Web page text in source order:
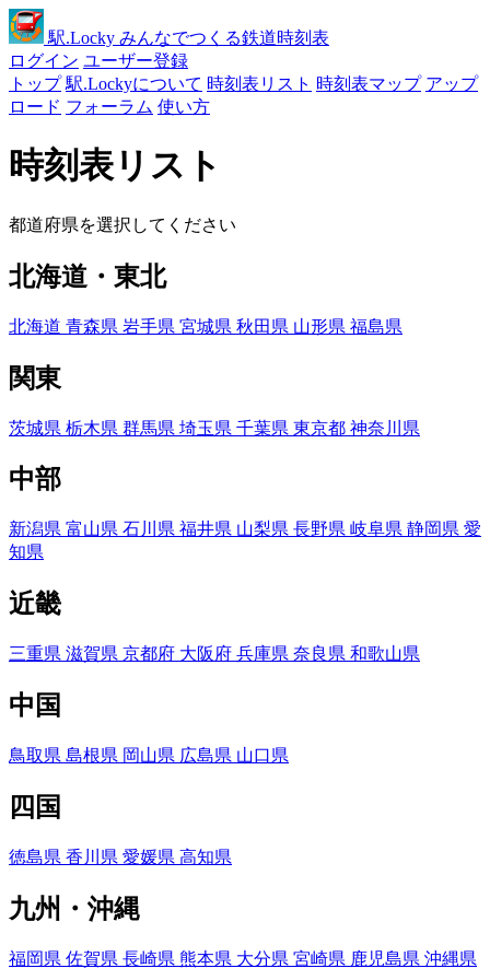
駅.Locky みんなでつくる鉄道時刻表
ログイン ユーザー登録
トップ 駅.Lockyについて 時刻表リスト 時刻表マップ アップ
ロード フォーラム 使い方
時刻表リスト
都道府県を選択してください
北海道・東北
北海道 青森県 岩手県 宮城県 秋田県 山形県 福島県
関東
茨城県 栃木県 群馬県 埼玉県 千葉県 東京都 神奈川県
中部
新潟県 富山県 石川県 福井県 山梨県 長野県 岐阜県 静岡県 愛
知県
近畿
三重県 滋賀県 京都府 大阪府 兵庫県 奈良県 和歌山県
中国
鳥取県 島根県 岡山県 広島県 山口県
四国
徳島県 香川県 愛媛県 高知県
九州・沖縄
福岡県 佐賀県 長崎県 熊本県 大分県 宮崎県 鹿児島県 沖縄県